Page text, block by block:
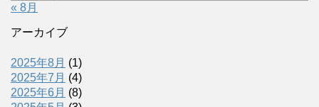
« 8月
アーカイブ
2025年8月 (1)
2025年7月 (4)
2025年6月 (8)